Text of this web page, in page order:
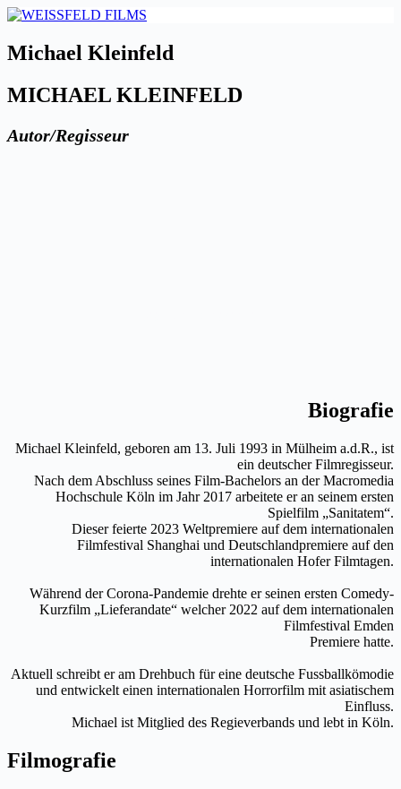
Zum
springen
Michael Kleinfeld
MICHAEL KLEINFELD
Autor/Regisseur
Biografie
Michael Kleinfeld, geboren am 13. Juli 1993 in Mülheim a.d.R., ist
ein deutscher Filmregisseur.
Nach dem Abschluss seines Film-Bachelors an der Macromedia
Hochschule Köln im Jahr 2017 arbeitete er an seinem ersten
Spielfilm „Sanitatem“.
Dieser feierte 2023 Weltpremiere auf dem internationalen
Filmfestival Shanghai und Deutschlandpremiere auf den
internationalen Hofer Filmtagen.
Während der Corona-Pandemie drehte er seinen ersten Comedy-
Kurzfilm „Lieferandate“ welcher 2022 auf dem internationalen
Filmfestival Emden
Premiere hatte.
Aktuell schreibt er am Drehbuch für eine deutsche Fussballkömodie
und entwickelt einen internationalen Horrorfilm mit asiatischem
Einfluss.
Michael ist Mitglied des Regieverbands und lebt in Köln.
Filmografie